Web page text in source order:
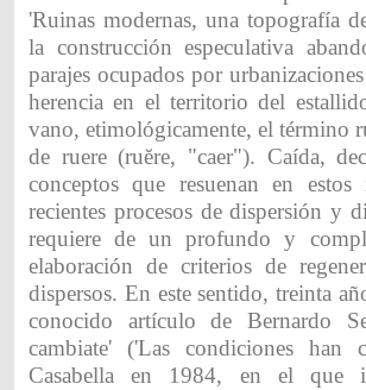
'Ruinas modernas, una topografía
la construcción especulativa
parajes ocupados por
herencia en el territorio del
vano, etimológicamente, el término
de ruere (ruĕre, "caer"). Caída,
conceptos que resuenan en
recientes procesos de dispersión y
requiere de un profundo y
elaboración de criterios de
dispersos. En este sentido, treinta
conocido artículo de Bernardo
cambiate' ('Las condiciones han
Casabella en 1984, en el que